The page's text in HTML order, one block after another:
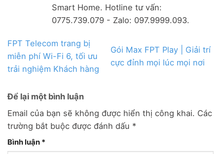
Smart Home. Hotline tư vấn:
0775.739.079 - Zalo: 097.9999.093.
FPT Telecom trang bị
miễn phí Wi-Fi 6, tối ưu
trải nghiệm Khách hàng
Gói Max FPT Play | Giải trí
cực đỉnh mọi lúc mọi nơi
Để lại một bình luận
Email của bạn sẽ không được hiển thị công khai. Các
trường bắt buộc được đánh dấu *
Bình luận *